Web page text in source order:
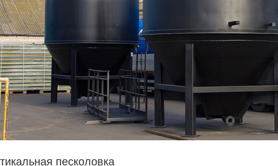
песколовка